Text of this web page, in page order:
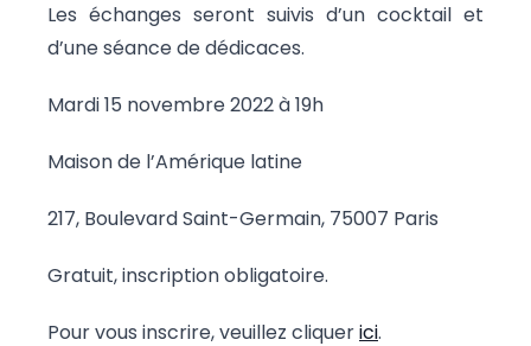
Les échanges seront suivis d’un cocktail et
d’une séance de dédicaces.
Mardi 15 novembre 2022 à 19h
Maison de l’Amérique latine
217, Boulevard Saint-Germain, 75007 Paris
Gratuit, inscription obligatoire.
Pour vous inscrire, veuillez cliquerici.